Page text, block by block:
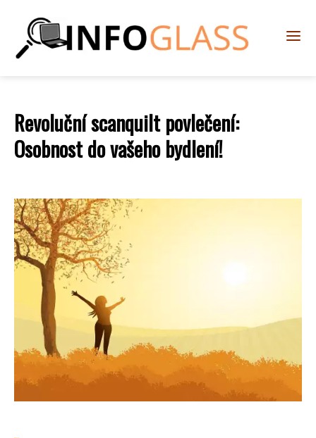
Revoluční scanquilt povlečení:
Osobnost do vašeho bydlení!